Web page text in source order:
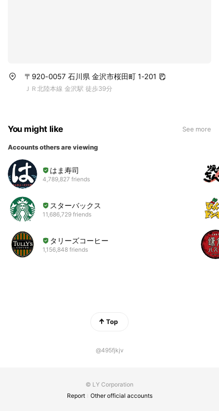
〒920-0057 石川県 金沢市桜田町 1-201
ＪＲ北陸本線 金沢駅 徒歩39分
You might like See more
Accounts others are viewing
はま寿司
4,789,827 friends
スターバックス
11,686,729 friends
タリーズコーヒー
1,156,848 friends
Top
@495fjkjv
© LY Corporation
Report
Other official accounts